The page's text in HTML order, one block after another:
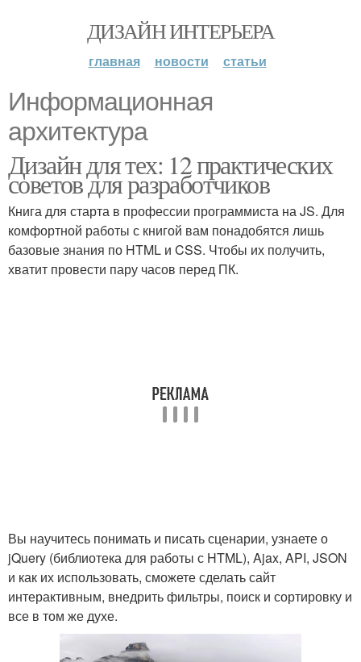
ДИЗАЙН ИНТЕРЬЕРА
главная новости статьи
Информационная
архитектура
Дизайн для тех: 12 практических
советов для разработчиков
Книга для старта в профессии программиста на JS. Для
комфортной работы с книгой вам понадобятся лишь
базовые знания по HTML и CSS. Чтобы их получить,
хватит провести пару часов перед ПК.
Вы научитесь понимать и писать сценарии, узнаете о
jQuery (библиотека для работы с HTML), Ajax, API, JSON
и как их использовать, сможете сделать сайт
интерактивным, внедрить фильтры, поиск и сортировку и
все в том же духе.